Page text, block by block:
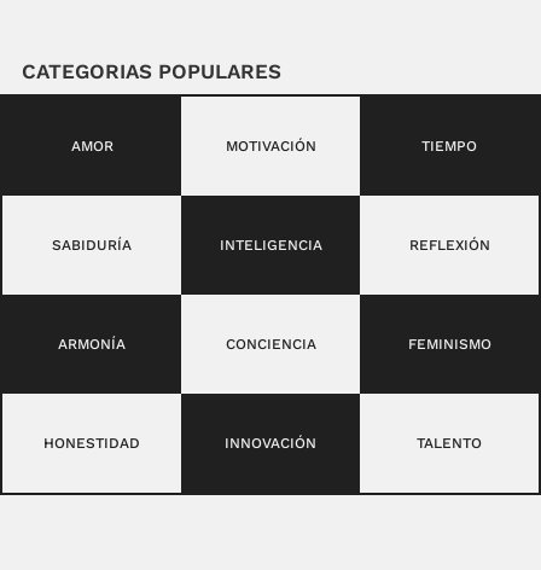
CATEGORIAS POPULARES
AMOR MOTIVACIÓN TIEMPO
SABIDURÍA INTELIGENCIA REFLEXIÓN
ARMONÍA CONCIENCIA FEMINISMO
HONESTIDAD INNOVACIÓN TALENTO